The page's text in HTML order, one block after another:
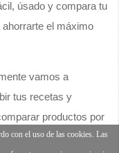
úsado y compara tu
el máximo
vamos a
tus recetas y
productos por
con el uso de las cookies. Las